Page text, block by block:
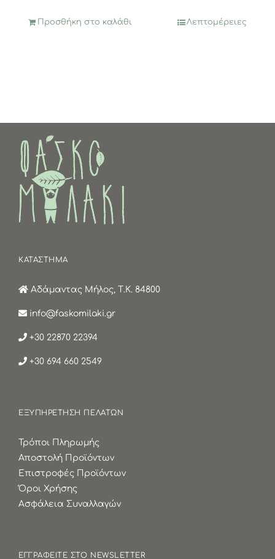
Προσθήκη στο καλάθι Λεπτομέρειες
ΚΑΤΑΣΤΗΜΑ
Αδάμαντας Μήλος, Τ.Κ. 84800
info@faskomilaki.gr
+30 22870 22394
+30 694 660 2549
ΕΞΥΠΗΡΕΤΗΣΗ ΠΕΛΑΤΩΝ
Τρόποι Πληρωμής
Αποστολή Προϊόντων
Επιστροφές Προϊόντων
Όροι Χρήσης
Ασφάλεια Συναλλαγών
ΕΓΓΡΑΦΕΙΤΕ ΣΤΟ NEWSLETTER